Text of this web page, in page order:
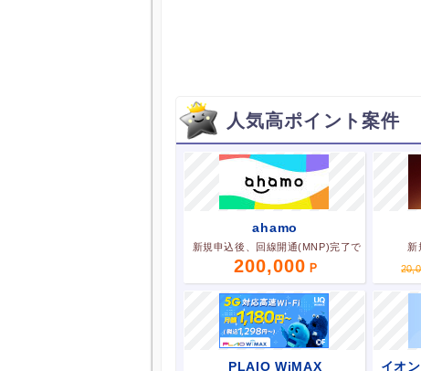
人気高ポイント案件
ahamo
新規申込後、回線開通(MNP)完了で
200,000
新
PLAIO WiMAX